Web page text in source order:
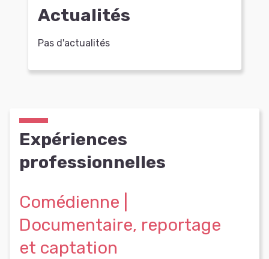
Actualités
Pas d'actualités
Expériences
professionnelles
Comédienne |
Documentaire, reportage
et captation